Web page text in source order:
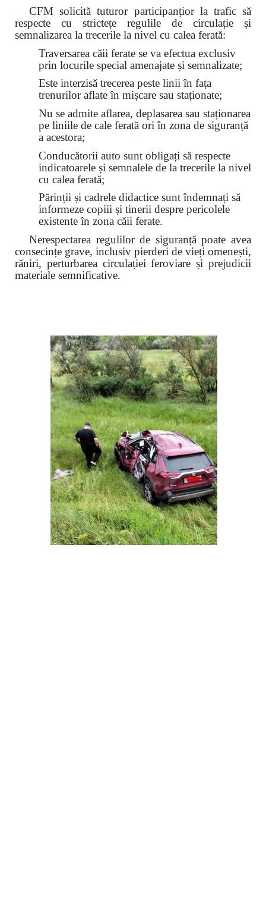
CFM solicită tuturor participanțior la trafic să
respecte cu strictețe regulile de circulație și
semnalizarea la trecerile la nivel cu calea ferată:
Traversarea căii ferate se va efectua exclusiv
prin locurile special amenajate și semnalizate;
Este interzisă trecerea peste linii în fața
trenurilor aflate în mișcare sau staționate;
Nu se admite aflarea, deplasarea sau staționarea
pe liniile de cale ferată ori în zona de siguranță
a acestora;
Conducătorii auto sunt obligați să respecte
indicatoarele și semnalele de la trecerile la nivel
cu calea ferată;
Părinții și cadrele didactice sunt îndemnați să
informeze copiii și tinerii despre pericolele
existente în zona căii ferate.
Nerespectarea regulilor de siguranță poate avea
consecințe grave, inclusiv pierderi de vieți omenești,
răniri, perturbarea circulației feroviare și prejudicii
materiale semnificative.